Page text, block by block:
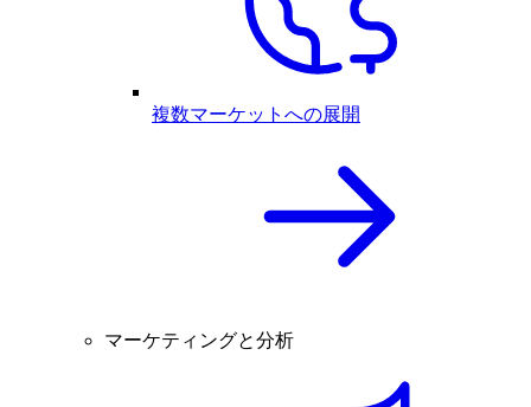
複数マーケットへの展開
マーケティングと分析